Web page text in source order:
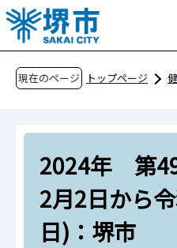
こ
の
ペ
現在のページ トップページ
感染症の発生状況
感染症関連資料
感染症発生動向調
2024年堺市内の
第41週から第50週
2024年 第
2月2日から
日)：堺市